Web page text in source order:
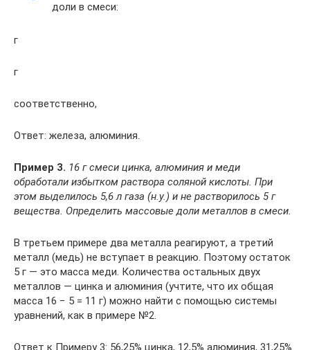
доли в смеси:
г
г
соответственно,
Ответ: железа, алюминия.
Пример 3. 16 г смеси цинка, алюминия и меди
обработали избытком раствора соляной кислоты. При
этом выделилось 5,6 л газа (н.у.) и не растворилось 5 г
вещества. Определить массовые доли металлов в смеси.
В третьем примере два металла реагируют, а третий
металл (медь) не вступает в реакцию. Поэтому остаток
5 г — это масса меди. Количества остальных двух
металлов — цинка и алюминия (учтите, что их общая
масса 16 − 5 = 11 г) можно найти с помощью системы
уравнений, как в примере №2.
Ответ к Примеру 3: 56,25% цинка, 12,5% алюминия, 31,25%